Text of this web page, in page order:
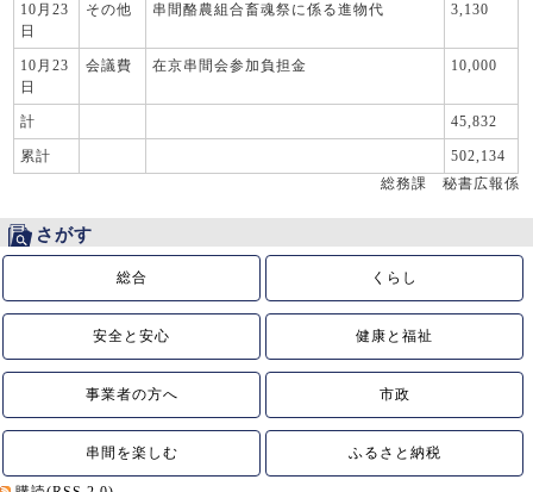
10月23
日
その他 串間酪農組合畜魂祭に係る進物代 3,130
10月23
日
会議費 在京串間会参加負担金 10,000
計 45,832
累計
502,134
総務課 秘書広報係
さがす
総合 くらし
安全と安心 健康と福祉
事業者の方へ 市政
串間を楽しむ ふるさと納税